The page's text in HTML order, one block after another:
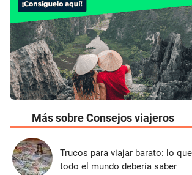
Más sobre Consejos viajeros
Trucos para viajar barato: lo que
todo el mundo debería saber